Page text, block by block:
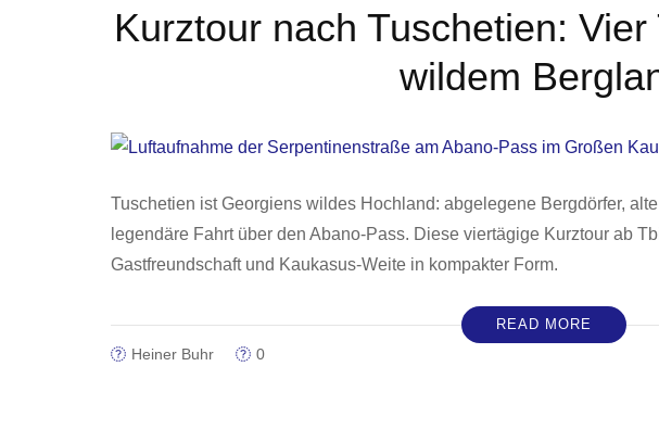
Kurztour nach Tuschetien:
wildem
Tuschetien ist Georgiens wildes Hochland: abgelegene Bergdörfer,
legendäre Fahrt über den Abano-Pass. Diese viertägige Kurztour ab
Gastfreundschaft und Kaukasus-Weite in kompakter Form.
READ MORE
Heiner Buhr 0